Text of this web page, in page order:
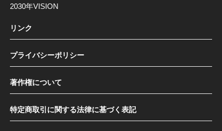
2030年VISION
リンク
プライバシーポリシー
著作権について
特定商取引に関する法律に基づく表記